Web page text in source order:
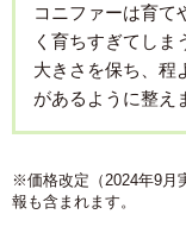
コニファーは育て
く育ちすぎてしま
大きさを保ち、程
があるように整え
※価格改定（2024年9月
報も含まれます。